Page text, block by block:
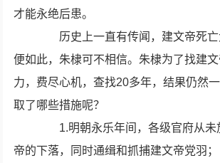
才能永绝后患。
历史上一直有传闻，建文帝死亡
便如此，朱棣可不相信。朱棣为了找建
力，费尽心机，查找20多年，结果仍然
取了哪些措施呢？
1.明朝永乐年间，各级官府从未
帝的下落，同时通缉和抓捕建文帝党羽；